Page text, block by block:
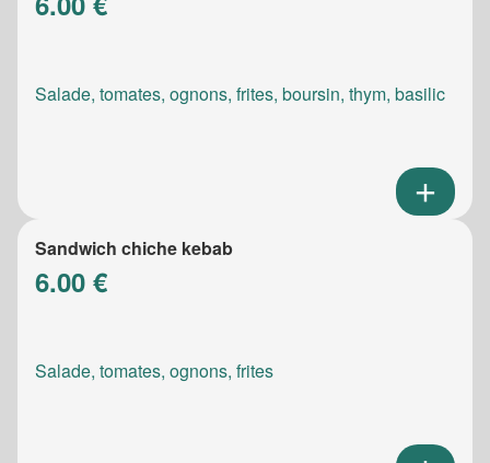
Salade, tomates, ognons, frites, boursin, thym, basilic
Sandwich chiche kebab
6.00 €
Salade, tomates, ognons, frites